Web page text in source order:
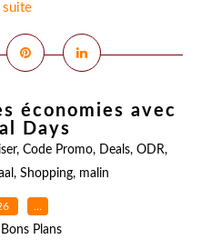
suite
économies avec
Days
, Code Promo, Deals, ODR,
, Shopping, malin
…
Plans